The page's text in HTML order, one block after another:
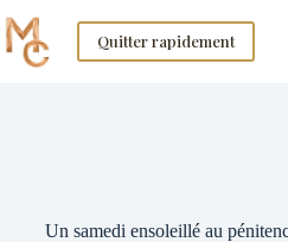
to
content
Quitter rapidement
Un samedi ensoleillé au